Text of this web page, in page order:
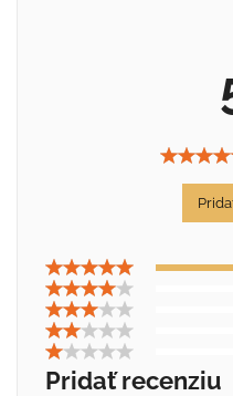
Pridať recenziu